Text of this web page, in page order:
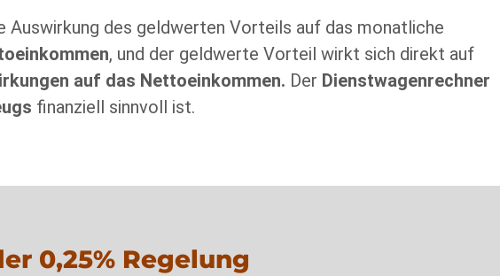
Auswirkung des geldwerten Vorteils auf das monatliche
, und der geldwerte Vorteil wirkt sich direkt auf
auf das Nettoeinkommen. Der Dienstwagenrechner
finanziell sinnvoll ist.
0,25% Regelung